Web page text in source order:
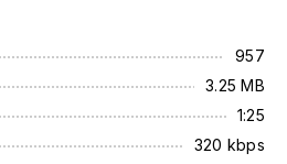
957
3.25 MB
1:25
320 kbps